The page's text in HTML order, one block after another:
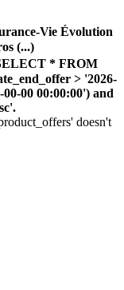
Vie Évolution
(...)
* FROM
> '2026-
00 00:00:00') and
doesn't